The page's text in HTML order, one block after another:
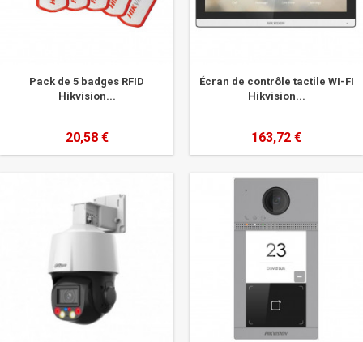
Pack de 5 badges RFID
Hikvision...
20,58 €
Écran de contrôle tactile WI-FI
Hikvision...
163,72 €